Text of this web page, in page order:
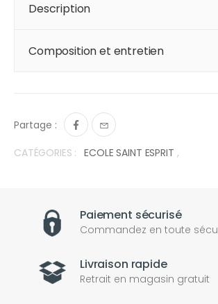
Description
Composition et entretien
Partage :
CATÉGORIES : ECOLE SAINT ESPRIT ,
Paiement sécurisé
Commandez en toute
Livraison rapide
Retrait en magasin gratuit